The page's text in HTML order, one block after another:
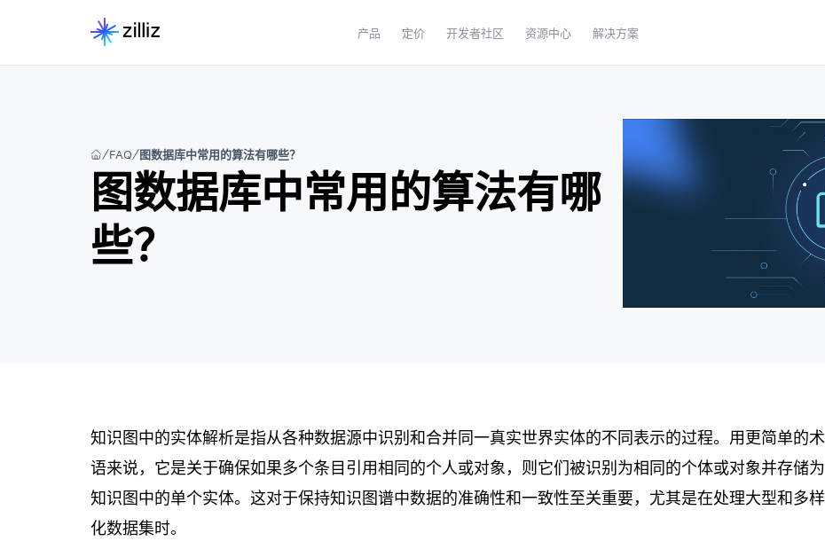
产品 定价 开发者社区 资源中心 解决方案
FAQ 图数据库中常用的算法有哪些？
图数据库中常用的算法有哪
些？
知识图中的实体解析是指从各种数据源中识别和合并同一真实世界实体的不同表示的过程。用更简单的术
语来说，它是关于确保如果多个条目引用相同的个人或对象，则它们被识别为相同的个体或对象并存储为
知识图中的单个实体。这对于保持知识图谱中数据的准确性和一致性至关重要，尤其是在处理大型和多样
化数据集时。